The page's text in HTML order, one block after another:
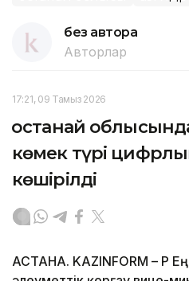
без автора
Авторлар
17:21, 09 Тамыз 2026
Қостанай
көмек түрі
көшірілді
АСТАНА. KAZINFORM – ҚР